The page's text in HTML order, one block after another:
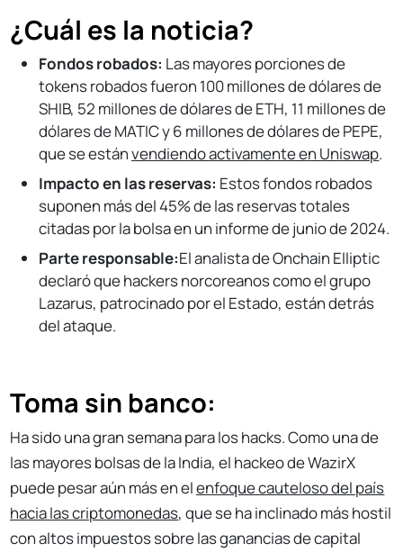
¿Cuál es la noticia?
Fondos robados: Las mayores porciones de
tokens robados fueron 100 millones de dólares de
SHIB, 52 millones de dólares de ETH, 11 millones de
dólares de MATIC y 6 millones de dólares de PEPE,
que se estánvendiendo activamente en Uniswap.
Impacto en las reservas: Estos fondos robados
suponen más del 45% de las reservas totales
citadas por la bolsa en un informe de junio de 2024.
Parte responsable:El analista de Onchain Elliptic
declaró que hackers norcoreanos como el grupo
Lazarus, patrocinado por el Estado, están detrás
del ataque.
Toma sin banco:
Ha sido una gran semana para los hacks. Como una de
las mayores bolsas de la India, el hackeo de WazirX
puede pesar aún más en elenfoque cauteloso del país
hacia las criptomonedas, que se ha inclinado más hostil
con altos impuestos sobre las ganancias de capital